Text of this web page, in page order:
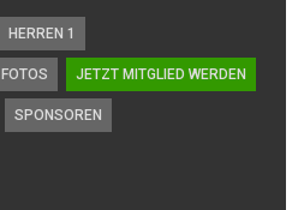
HERREN 1
FOTOS JETZT MITGLIED WERDEN
SPONSOREN